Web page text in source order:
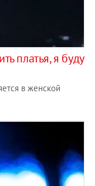
платья, я буду
в женской